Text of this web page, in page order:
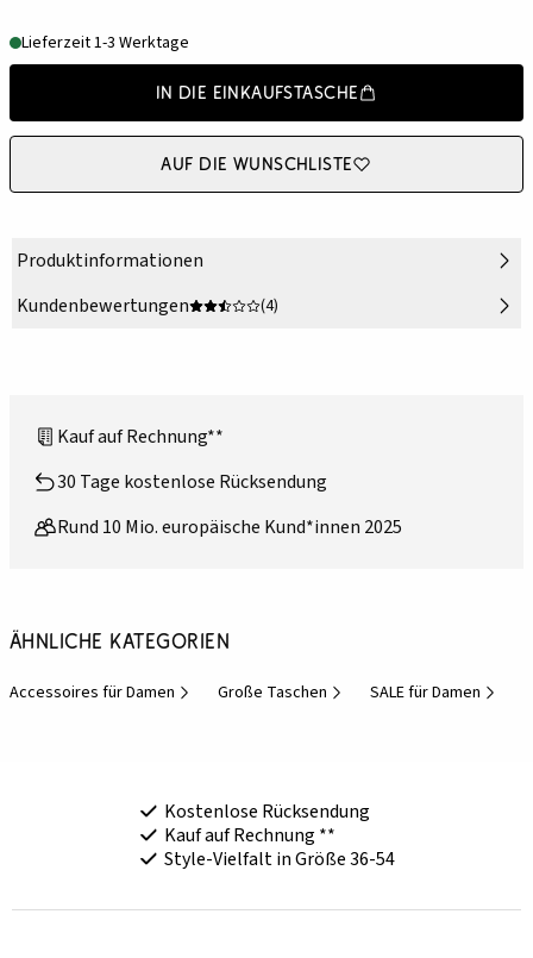
Lieferzeit 1-3 Werktage
In die Einkaufstasche
Auf die Wunschliste
Produktinformationen
Kundenbewertungen
(4)
Kauf auf Rechnung**
30 Tage kostenlose Rücksendung
Rund 10 Mio. europäische Kund*innen 2025
Ähnliche Kategorien
Accessoires für Damen Große Taschen SALE für Damen
Kostenlose Rücksendung
Kauf auf Rechnung **
Style-Vielfalt in Größe 36-54